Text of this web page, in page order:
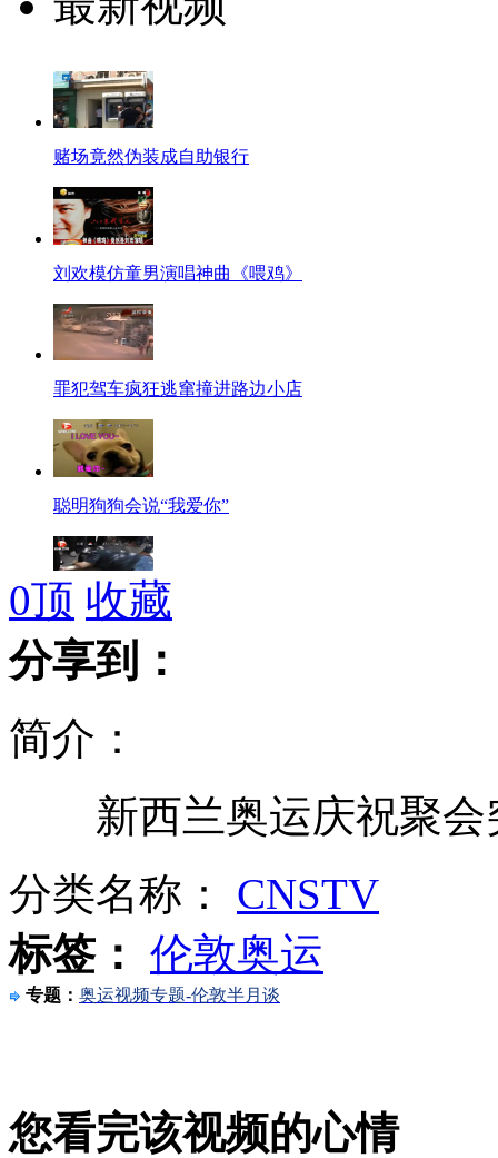
赌场竟然伪装成自助银行
刘欢模仿童男演唱神曲《喂鸡》
罪犯驾车疯狂逃窜撞进路边小店
聪明狗狗会说“我爱你”
实拍城管小贩"斗法" 乐坏群众
监拍狠心老人医院遗弃早产男孩
冠军情侣秀甜蜜 小贝成"拍照前景"
0顶 收藏
分享到：
简介：
新西兰奥运庆祝聚会
分类名称： CNSTV
标签： 伦敦奥运
专题： 奥运视频专题-伦敦半月谈
您看完该视频的心情